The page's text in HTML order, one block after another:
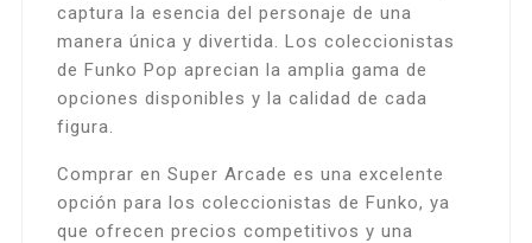
captura la esencia del personaje de una
manera única y divertida. Los coleccionistas
de Funko Pop aprecian la amplia gama de
opciones disponibles y la calidad de cada
figura.
Comprar en Super Arcade es una excelente
opción para los coleccionistas de Funko, ya
que ofrecen precios competitivos y una